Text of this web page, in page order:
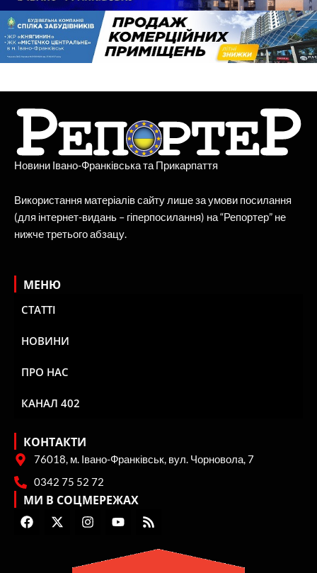
Новини Івано-Франківська та Прикарпаття
Використання матеріалів сайту лише за умови посилання
(для інтернет-видань – гіперпосилання) на “Репортер” не
нижче третього абзацу.
МЕНЮ
СТАТТІ
НОВИНИ
ПРО НАС
КАНАЛ 402
КОНТАКТИ
76018, м. Івано-Франківськ, вул. Чорновола, 7
0342 75 52 72
МИ В СОЦМЕРЕЖАХ
F
a
X
-
I
n
a
Y
o
t
R
s